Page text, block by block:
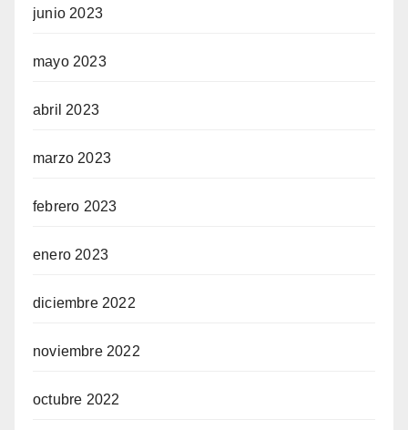
junio 2023
mayo 2023
abril 2023
marzo 2023
febrero 2023
enero 2023
diciembre 2022
noviembre 2022
octubre 2022